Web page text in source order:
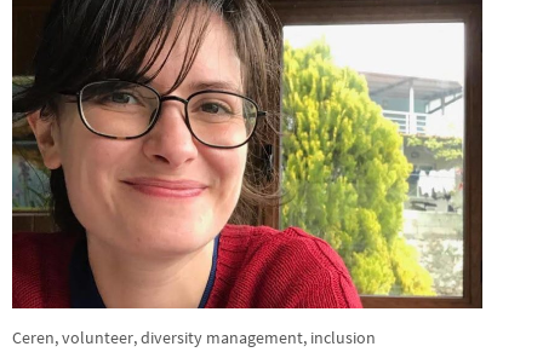
Ceren, volunteer, diversity management, inclusion